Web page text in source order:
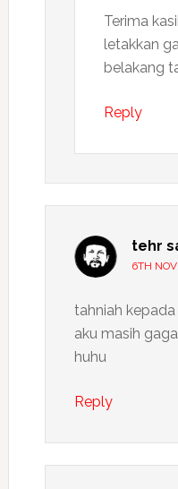
Terima
letakkan
belakang
Reply
tehr
6TH
tahniah
aku masih
huhu
Reply